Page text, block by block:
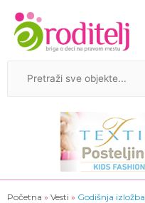
Početna » Vesti » Godišnja